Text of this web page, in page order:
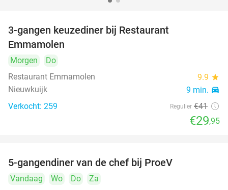
3-gangen keuzediner bij Restaurant
Emmamolen
Morgen
Do
Restaurant Emmamolen
9.9 star
Nieuwkuijk 9 min. directions_car
Verkocht: 259 Regulier €41
€29,95
5-gangendiner van de chef bij ProeV
Vandaag Wo Do Za